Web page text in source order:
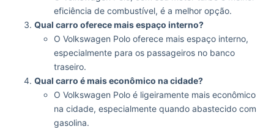
eficiência de combustível, é a melhor opção.
Qual carro oferece mais espaço interno?
O Volkswagen Polo oferece mais espaço interno,
especialmente para os passageiros no banco
traseiro.
Qual carro é mais econômico na cidade?
O Volkswagen Polo é ligeiramente mais econômico
na cidade, especialmente quando abastecido com
gasolina.